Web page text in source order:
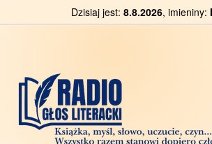
Dzisiaj jest: 8.8.2026, imieniny: